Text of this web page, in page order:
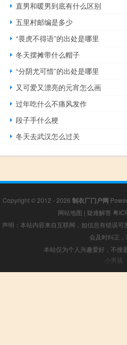
直男和暖男到底有什么区别
五里村邮编是多少
“畏虎不得语”的出处是哪里
冬天摆摊带什么帽子
“分阴尤可惜”的出处是哪里
又可爱又漂亮的元宵怎么画
过年吃什么不痛风发作
段子手什么梗
冬天去武汉怎么过关
Copyright © 2012 - 2026 制衣厂门户网
网站地图 | 疑难解答 粤
声明：本站内容来自互联网，如信息有错误
会及时纠正
本站仅为个人兴趣爱好，不接
小男孩